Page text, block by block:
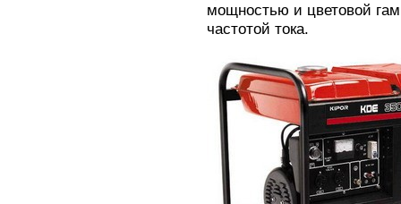
мощностью и цветовой
частотой тока.